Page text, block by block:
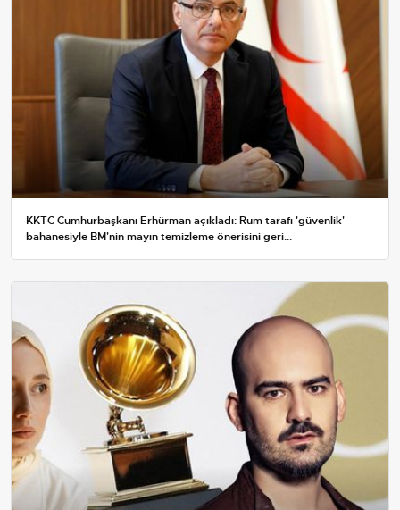
KKTC Cumhurbaşkanı Erhürman açıkladı: Rum tarafı 'güvenlik'
bahanesiyle BM'nin mayın temizleme önerisini geri...